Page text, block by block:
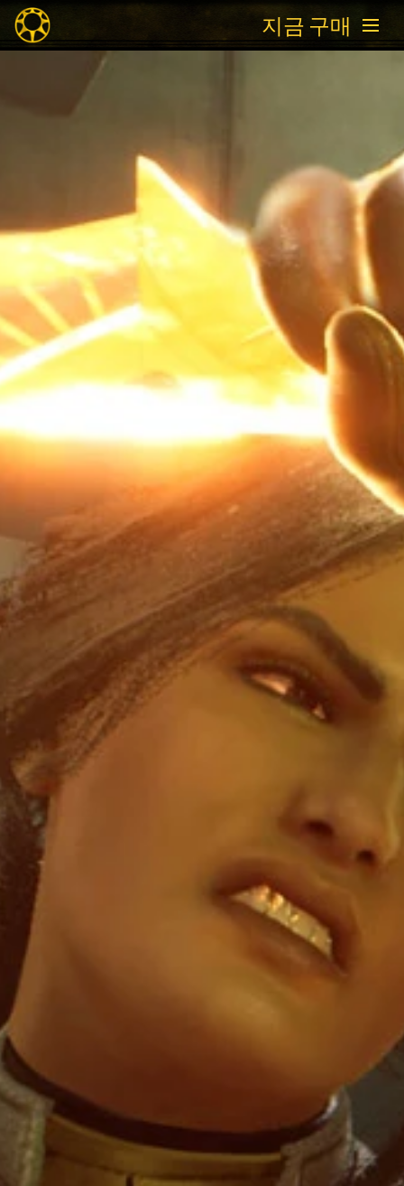
지금 구매